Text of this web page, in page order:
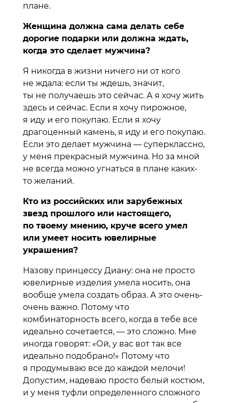
плане.
Женщина должна сама делать себе
дорогие подарки или должна ждать,
когда это сделает мужчина?
Я никогда в жизни ничего ни от кого
не ждала: если ты ждешь, значит,
ты не получаешь это сейчас. А я хочу жить
здесь и сейчас. Если я хочу пирожное,
я иду и его покупаю. Если я хочу
драгоценный камень, я иду и его покупаю.
Если это делает мужчина — суперклассно,
у меня прекрасный мужчина. Но за мной
не всегда можно угнаться в плане каких-
то желаний.
Кто из российских или зарубежных
звезд прошлого или настоящего,
по твоему мнению, круче всего умел
или умеет носить ювелирные
украшения?
Назову принцессу Диану: она не просто
ювелирные изделия умела носить, она
вообще умела создать образ. А это очень-
очень важно. Потому что
комбинаторность всего, когда в тебе все
идеально сочетается, — это сложно. Мне
иногда говорят: «Ой, у вас вот так все
идеально подобрано!» Потому что
я продумываю все до каждой мелочи!
Допустим, надеваю просто белый костюм,
и у меня туфли определенного сложного